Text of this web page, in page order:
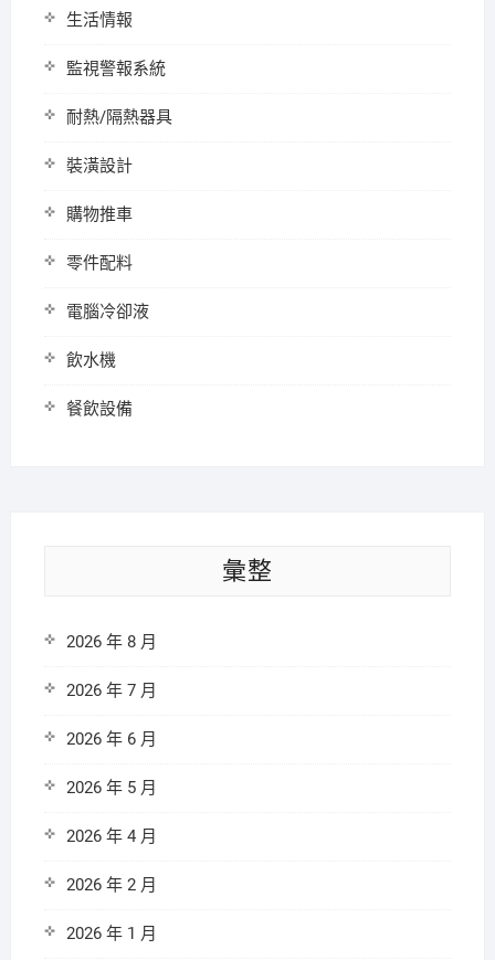
生活情報
監視警報系統
耐熱/隔熱器具
裝潢設計
購物推車
零件配料
電腦冷卻液
飲水機
餐飲設備
彙整
2026 年 8 月
2026 年 7 月
2026 年 6 月
2026 年 5 月
2026 年 4 月
2026 年 2 月
2026 年 1 月